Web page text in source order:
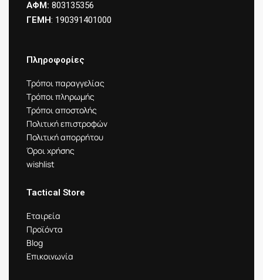
ΑΦΜ: 803135356
ΓΕΜΗ: 190391401000
Πληροφορίες
Τρόποι παραγγελίας
Τρόποι πληρωμής
Τρόποι αποστολής
Πολιτική επιστροφών
Πολιτική απορρήτου
Όροι χρήσης
wishlist
Tactical Store
Εταιρεία
Προϊόντα
Blog
Επικοινωνία